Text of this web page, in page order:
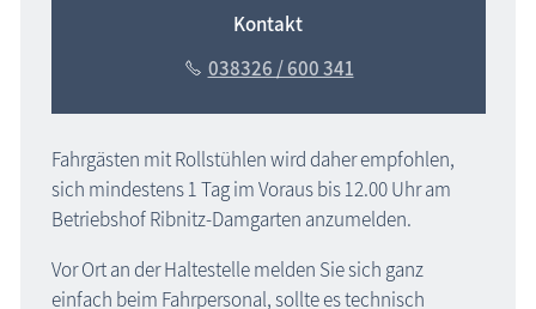
Kontakt
038326 / 600 341
Fahrgästen mit Rollstühlen wird daher empfohlen,
sich mindestens 1 Tag im Voraus bis 12.00 Uhr am
Betriebshof Ribnitz-Damgarten anzumelden.
Vor Ort an der Haltestelle melden Sie sich ganz
einfach beim Fahrpersonal, sollte es technisch